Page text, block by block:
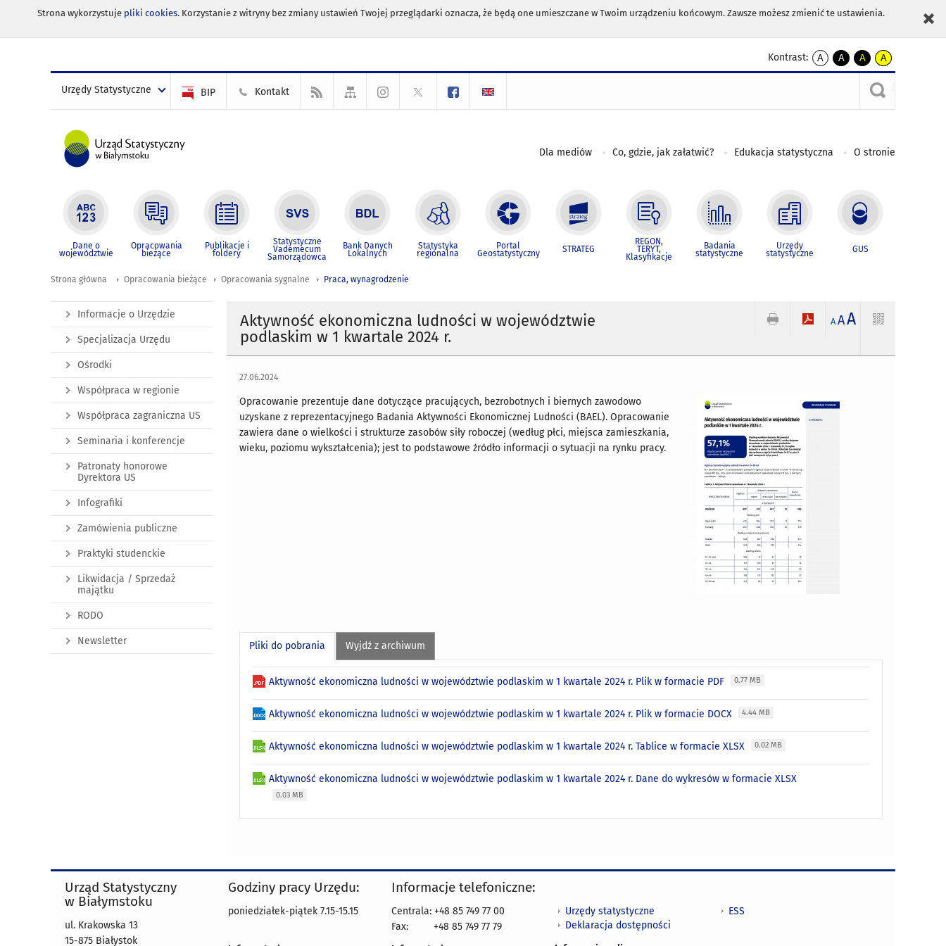
Strona wykorzystuje pliki cookies. Korzystanie z witryny bez zmiany ustawień Twojej przeglądarki oznacza, że będą one umieszczane w Twoim urządzeniu końcowym. Zawsze możesz zmienić te ustawienia.
Kontrast:
A
kontrast
A
kontrast
czarnym
A
kontrast
żółty
tekst
czarnym
A
kontrast
czarny
tekst
żółtym
Urzędy Statystyczne BIP Kontakt
Dla mediów Co, gdzie, jak załatwić? Edukacja statystyczna O stronie
Dane o
województwie
Opracowania
bieżące
Publikacje i
foldery
Statystyczne
Vademecum
Samorządowca
Bank Danych
Lokalnych
Statystyka
regionalna
Portal
Geostatystyczny STRATEG
REGON,
TERYT,
Klasyfikacje
Badania
statystyczne
Urzędy
statystyczne GUS
Strona główna Opracowania bieżące Opracowania sygnalne Praca, wynagrodzenie
Aktywność ekonomiczna ludności w województwie
podlaskim w 1 kwartale 2024 r.
A AA
27.06.2024
Opracowanie prezentuje dane dotyczące pracujących, bezrobotnych i biernych zawodowo
uzyskane z reprezentacyjnego Badania Aktywności Ekonomicznej Ludności (BAEL). Opracowanie
zawiera dane o wielkości i strukturze zasobów siły roboczej (według płci, miejsca zamieszkania,
wieku, poziomu wykształcenia); jest to podstawowe źródło informacji o sytuacji na rynku pracy.
Pliki do pobrania Wyjdź z archiwum
Aktywność ekonomiczna ludności w województwie podlaskim w 1 kwartale 2024 r. Plik w formacie PDF 0.77 MB
Aktywność ekonomiczna ludności w województwie podlaskim w 1 kwartale 2024 r. Plik w formacie DOCX 4.44 MB
Aktywność ekonomiczna ludności w województwie podlaskim w 1 kwartale 2024 r. Tablice w formacie XLSX 0.02 MB
Aktywność ekonomiczna ludności w województwie podlaskim w 1 kwartale 2024 r. Dane do wykresów w formacie XLSX
0.03 MB
Informacje o Urzędzie
Specjalizacja Urzędu
Ośrodki
Współpraca w regionie
Współpraca zagraniczna US
Seminaria i konferencje
Patronaty honorowe
Dyrektora US
Infografiki
Zamówienia publiczne
Praktyki studenckie
Likwidacja / Sprzedaż
majątku
RODO
Newsletter
Urząd Statystyczny
w Białymstoku
ul. Krakowska 13
15-875 Białystok
Godziny pracy Urzędu:
poniedziałek-piątek 7.15-15.15
Informacje telefoniczne:
Centrala: +48 85 749 77 00
Fax:
+48 85 749 77 79
Urzędy statystyczne
Deklaracja dostępności
ESS